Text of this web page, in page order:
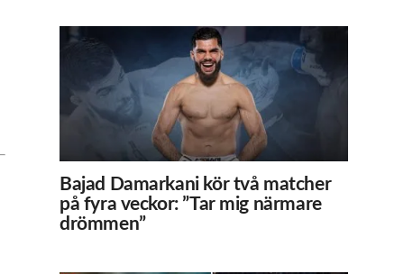
Bajad Damarkani kör två matcher
på fyra veckor: ”Tar mig närmare
drömmen”